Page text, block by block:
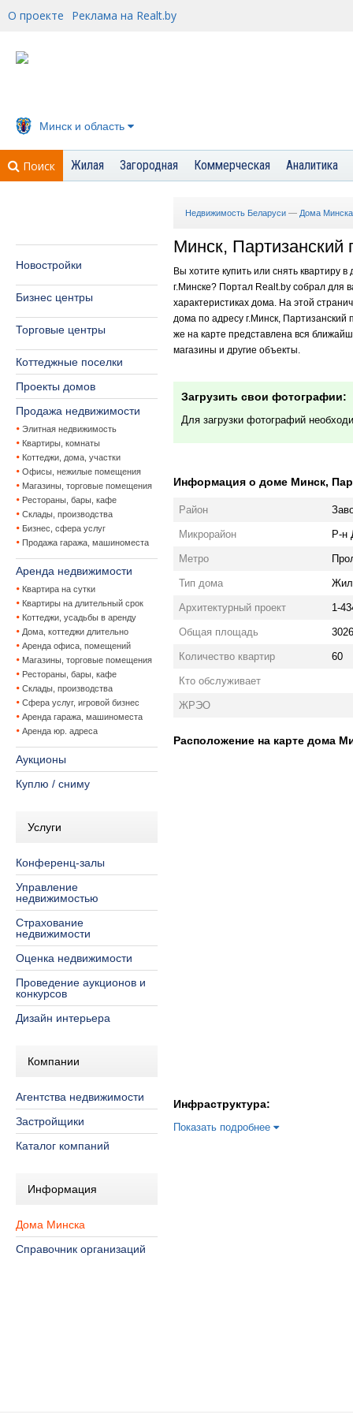
О проекте Реклама на Realt.by
Минск и область
Поиск Жилая Загородная Коммерческая Аналитика
Новостройки
Бизнес центры
Торговые центры
Коттеджные поселки
Проекты домов
Продажа недвижимости
Элитная недвижимость
Квартиры, комнаты
Коттеджи, дома, участки
Офисы, нежилые помещения
Магазины, торговые помещения
Рестораны, бары, кафе
Склады, производства
Бизнес, сфера услуг
Продажа гаража, машиноместа
Аренда недвижимости
Квартира на сутки
Квартиры на длительный срок
Коттеджи, усадьбы в аренду
Дома, коттеджи длительно
Аренда офиса, помещений
Магазины, торговые помещения
Рестораны, бары, кафе
Склады, производства
Сфера услуг, игровой бизнес
Аренда гаража, машиноместа
Аренда юр. адреса
Аукционы
Куплю / сниму
Услуги
Конференц-залы
Управление
недвижимостью
Страхование
недвижимости
Оценка недвижимости
Проведение аукционов и
конкурсов
Дизайн интерьера
Компании
Агентства недвижимости
Застройщики
Каталог компаний
Информация
Дома Минска
Справочник организаций
Недвижимость Беларуси — Дома Минска
Минск, Партизанский
Вы хотите купить или снять квартиру
г.Минске? Портал Realt.by собрал
характеристиках дома. На этой
дома по адресу г.Минск, Партизанский
же на карте представлена вся
магазины и другие объекты.
Загрузить свои фотографии:
Для загрузки фотографий
Информация о доме Минск,
Район
Микрорайон Р-н
Метро
Тип дома
Архитектурный проект 1-
Общая площадь
Количество квартир 60
Кто обслуживает
ЖРЭО
Расположение на карте дома
Инфраструктура:
Показать подробнее